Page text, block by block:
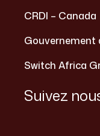
CRDI – Canada
Gouvernement
Switch Africa
Suivez